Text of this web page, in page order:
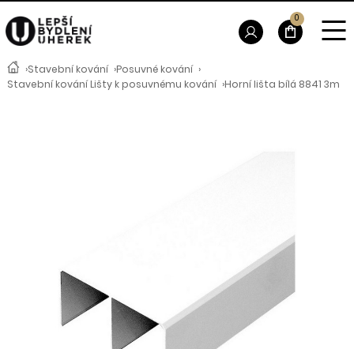
›Stavební kování ›Posuvné kování ›
Stavební kování Lišty k posuvnému kování ›Horní lišta bílá 8841 3m
0